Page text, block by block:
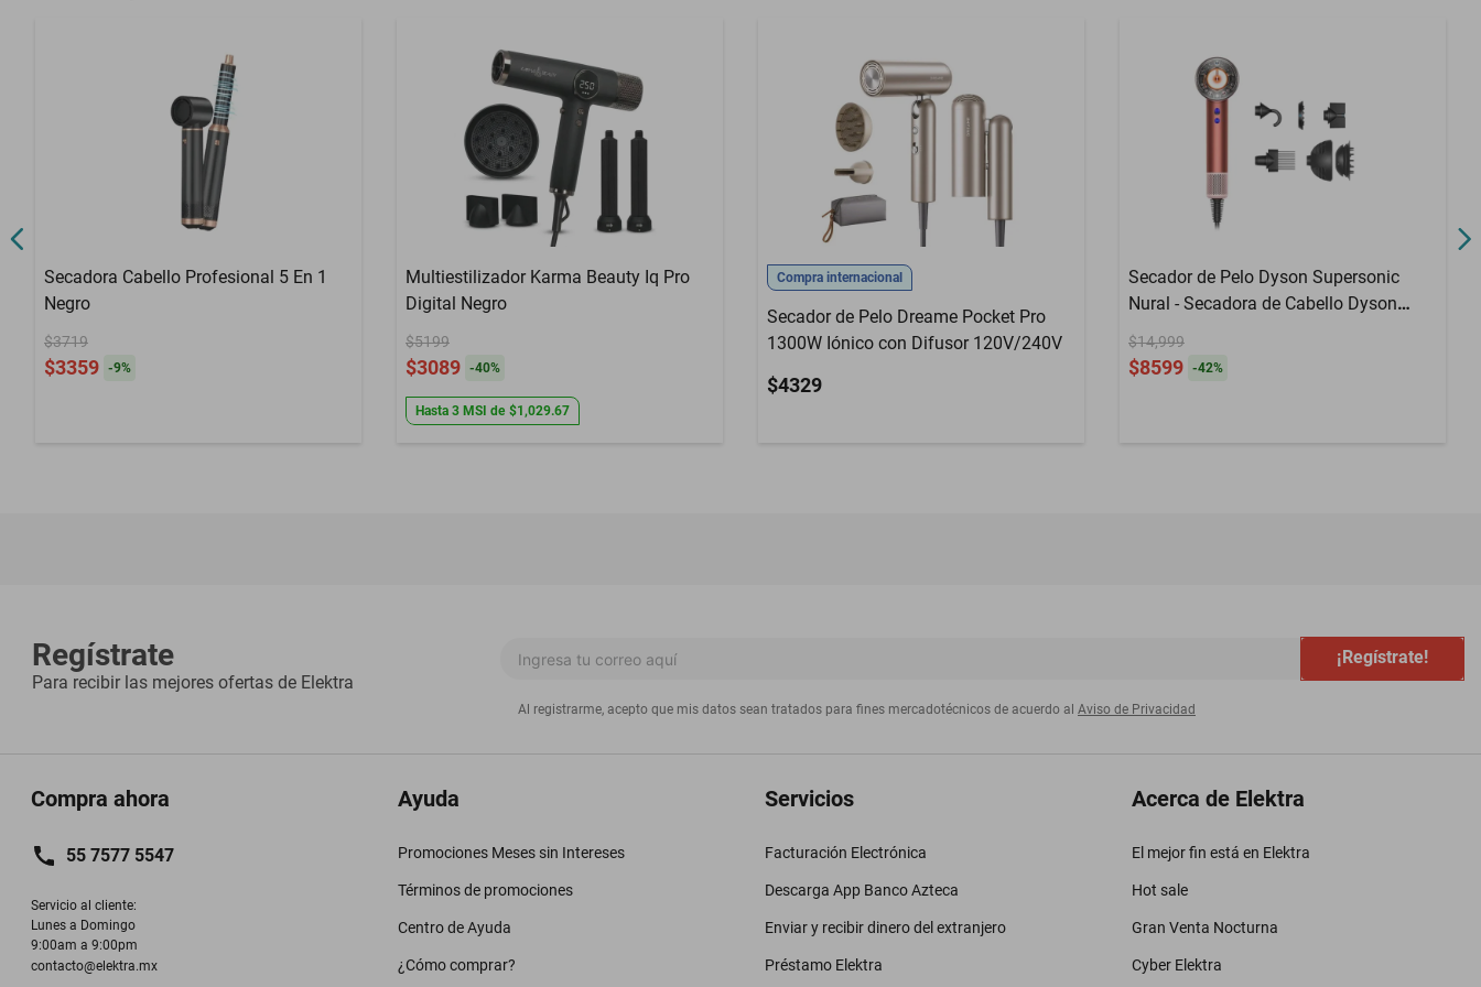
Secadora Cabello Profesional 5 En 1
Negro
$3719
$3359 -9%
Multiestilizador Karma Beauty Iq Pro
Digital Negro
$5199
$3089 -40%
Hasta 3 MSI de $1,029.67
Compra internacional
Secador de Pelo Dreame Pocket Pro
1300W Iónico con Difusor 120V/240V
$4329
Secador de Pelo Dyson Supersonic
Nural - Secadora de Cabello Dyson
Supersonic Nural – Reacondicionada
Bronce Fresa/Rosa
$14,999
$8599 -42%
Regístrate
Para recibir las mejores ofertas de Elektra
¡Regístrate!
Al registrarme, acepto que mis datos sean tratados para fines mercadotécnicos de acuerdo al Aviso de Privacidad
Compra ahora
55 7577 5547
Servicio al cliente:
Lunes a Domingo
9:00am a 9:00pm
contacto@elektra.mx
Ayuda
Promociones Meses sin Intereses
Términos de promociones
Centro de Ayuda
¿Cómo comprar?
Servicios
Facturación Electrónica
Descarga App Banco Azteca
Enviar y recibir dinero del extranjero
Préstamo Elektra
Acerca de Elektra
El mejor fin está en Elektra
Hot sale
Gran Venta Nocturna
Cyber Elektra